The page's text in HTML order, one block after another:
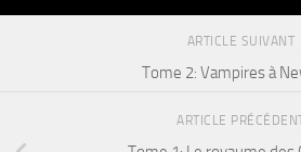
ARTICLE SUIVANT
Tome 2: Vampires à
ARTICLE